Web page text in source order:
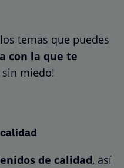
temas que puedes
con la que te
sin miedo!
de calidad, así